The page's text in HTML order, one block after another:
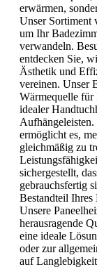
erwärmen,
Unser Sortiment
um Ihr
verwandeln.
entdecken Sie,
Ästhetik und
vereinen. Unser
Wärmequelle für
idealer
ermöglicht es,
gleichmäßig zu
sichergestellt,
gebrauchsfertig
Bestandteil
Unsere
herausragende
eine ideale
oder zur
auf